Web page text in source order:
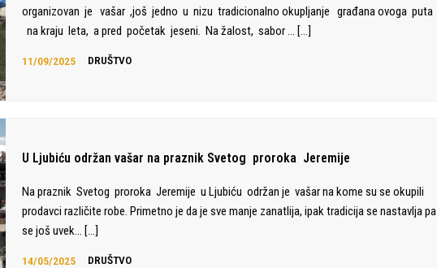
organizovan je vašar ,još jedno u nizu tradicionalno okupljanje građana ovoga puta
na kraju leta, a pred početak jeseni. Na žalost, sabor … […]
11/09/2025 DRUŠTVO
U Ljubiću održan vašar na praznik Svetog proroka Jeremije
Na praznik Svetog proroka Jeremije u Ljubiću održan je vašar na kome su se okupili
prodavci različite robe. Primetno je da je sve manje zanatlija, ipak tradicija se nastavlja pa
se još uvek… […]
14/05/2025 DRUŠTVO